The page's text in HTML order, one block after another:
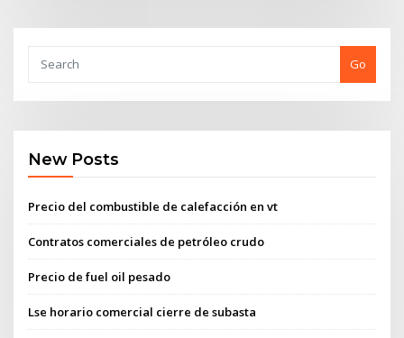
Go
New Posts
Precio del combustible de calefacción en vt
Contratos comerciales de petróleo crudo
Precio de fuel oil pesado
Lse horario comercial cierre de subasta